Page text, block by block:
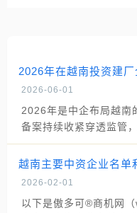
2026年在越南投资建厂
2026-06-01
2026年是中企布局越南
备案持续收紧穿透监管
越南主要中资企业名单
2026-02-01
以下是傲多可®商机网